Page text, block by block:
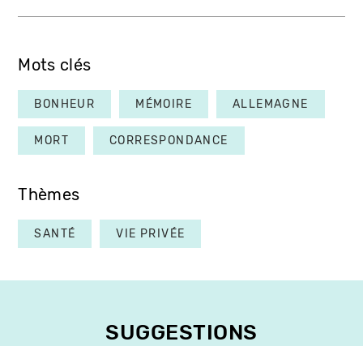
Mots clés
BONHEUR MÉMOIRE ALLEMAGNE
MORT CORRESPONDANCE
Thèmes
SANTÉ VIE PRIVÉE
SUGGESTIONS